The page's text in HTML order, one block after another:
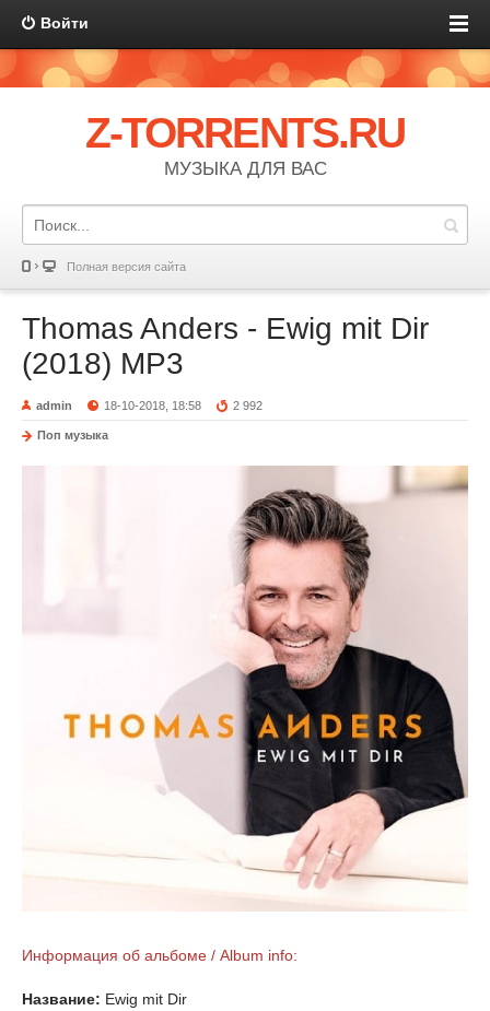
Войти
Z-TORRENTS.RU
МУЗЫКА ДЛЯ ВАС
Полная версия сайта
Thomas Anders - Ewig mit Dir
(2018) MP3
admin 18-10-2018, 18:58 2 992
Поп музыка
Информация об альбоме / Album info:
Название: Ewig mit Dir